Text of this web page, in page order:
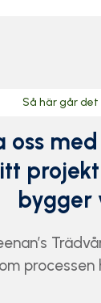
Så här går det
oss
bygger
processen